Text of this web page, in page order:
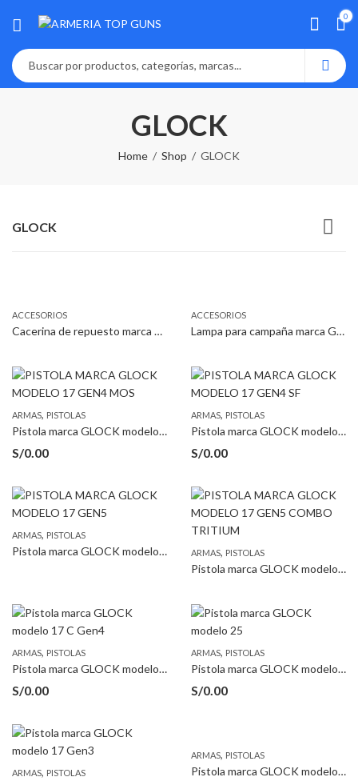
0
GLOCK
Home Shop GLOCK
GLOCK
ACCESORIOS
Cacerina de repuesto marca GLOCK para pistola GLOCK modelo 25
ACCESORIOS
Lampa para campaña marca GLOCK
ARMAS, PISTOLAS
Pistola marca GLOCK modelo 17 Gen4 MOS
S/0.00
ARMAS, PISTOLAS
Pistola marca GLOCK modelo 17 Gen4 SF
S/0.00
ARMAS, PISTOLAS
Pistola marca GLOCK modelo 17 Gen5 ARMAS, PISTOLAS
Pistola marca GLOCK modelo 17 Gen5 COMBO TRITIUM
ARMAS, PISTOLAS
Pistola marca GLOCK modelo 17C Gen4
S/0.00
ARMAS, PISTOLAS
Pistola marca GLOCK modelo 25
S/0.00
ARMAS, PISTOLAS
ARMAS, PISTOLAS
Pistola marca GLOCK modelo 17 Gen4